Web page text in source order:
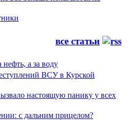
все статьи
нефть, а за воду
ВСУ в Курской
настоящую панику у всех
с дальним прицелом?